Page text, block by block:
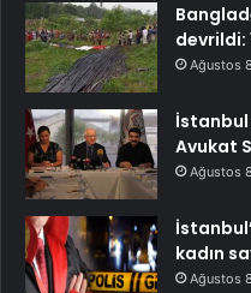
devrildi:
Ağustos
İstanbul
Avukat
Ağustos
kadın
Ağustos